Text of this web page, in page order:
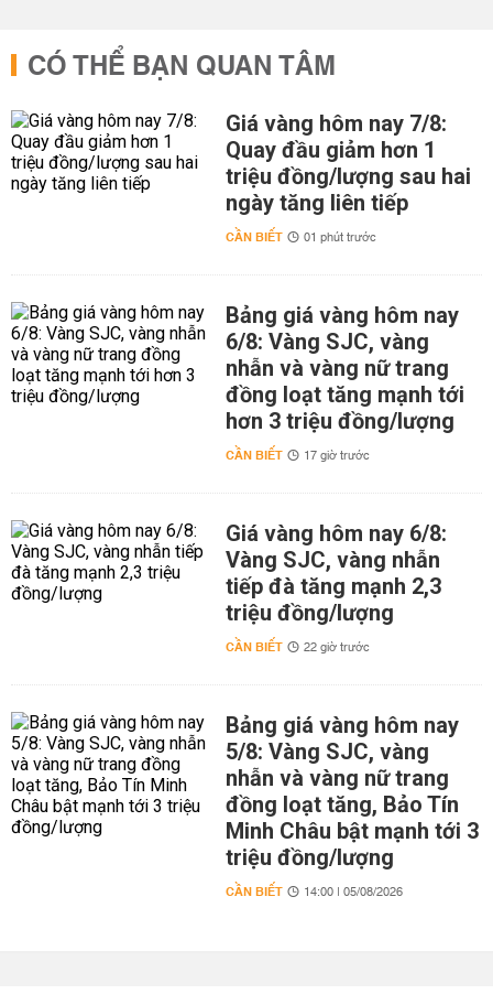
CÓ THỂ BẠN QUAN TÂM
Giá vàng hôm nay 7/8:
Quay đầu giảm hơn 1
triệu đồng/lượng sau hai
ngày tăng liên tiếp
CẦN BIẾT 01 phút trước
Bảng giá vàng hôm nay
6/8: Vàng SJC, vàng
nhẫn và vàng nữ trang
đồng loạt tăng mạnh tới
hơn 3 triệu đồng/lượng
CẦN BIẾT 17 giờ trước
Giá vàng hôm nay 6/8:
Vàng SJC, vàng nhẫn
tiếp đà tăng mạnh 2,3
triệu đồng/lượng
CẦN BIẾT 22 giờ trước
Bảng giá vàng hôm nay
5/8: Vàng SJC, vàng
nhẫn và vàng nữ trang
đồng loạt tăng, Bảo Tín
Minh Châu bật mạnh tới 3
triệu đồng/lượng
CẦN BIẾT 14:00 | 05/08/2026